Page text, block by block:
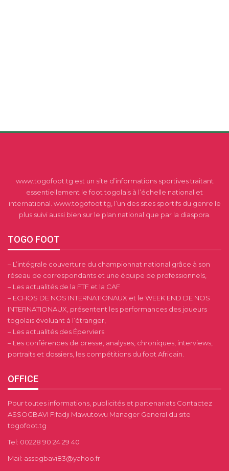
www.togofoot.tg est un site d’informations sportives traitant
essentiellement le foot togolais à l’échelle national et
international. www.togofoot.tg, l’un des sites sportifs du genre le
plus suivi aussi bien sur le plan national que par la diaspora.
TOGO FOOT
– L’intégrale couverture du championnat national grâce à son
réseau de correspondants et une équipe de professionnels,
– Les actualités de la FTF et la CAF
– ECHOS DE NOS INTERNATIONAUX et le WEEK END DE NOS
INTERNATIONAUX, présentent les performances des joueurs
togolais évoluant à l’étranger,
– Les actualités des Éperviers
– Les conférences de presse, analyses, chroniques, interviews,
portraits et dossiers, les compétitions du foot Africain.
OFFICE
Pour toutes informations, publicités et partenariats Contactez
ASSOGBAVI Fifadji Mawutowu Manager General du site
togofoot.tg
Tel: 00228 90 24 29 40
Mail: assogbavi83@yahoo.fr